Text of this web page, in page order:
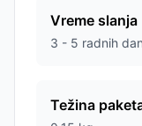
Vreme slanja
3 - 5 radnih
Težina